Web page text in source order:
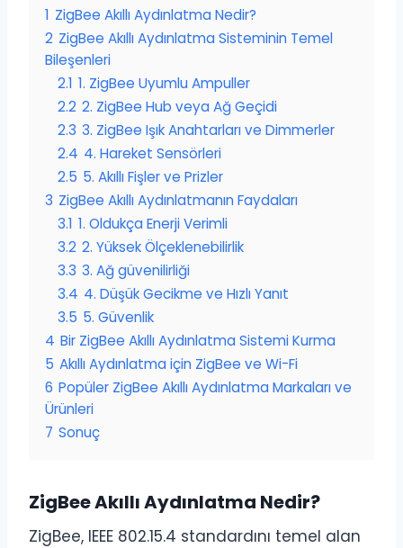
1 ZigBee Akıllı Aydınlatma Nedir?
2 ZigBee Akıllı Aydınlatma Sisteminin Temel
Bileşenleri
2.1 1. ZigBee Uyumlu Ampuller
2.2 2. ZigBee Hub veya Ağ Geçidi
2.3 3. ZigBee Işık Anahtarları ve Dimmerler
2.4 4. Hareket Sensörleri
2.5 5. Akıllı Fişler ve Prizler
3 ZigBee Akıllı Aydınlatmanın Faydaları
3.1 1. Oldukça Enerji Verimli
3.2 2. Yüksek Ölçeklenebilirlik
3.3 3. Ağ güvenilirliği
3.4 4. Düşük Gecikme ve Hızlı Yanıt
3.5 5. Güvenlik
4 Bir ZigBee Akıllı Aydınlatma Sistemi Kurma
5 Akıllı Aydınlatma için ZigBee ve Wi-Fi
6 Popüler ZigBee Akıllı Aydınlatma Markaları ve
Ürünleri
7 Sonuç
ZigBee Akıllı Aydınlatma Nedir?
ZigBee, IEEE 802.15.4 standardını temel alan